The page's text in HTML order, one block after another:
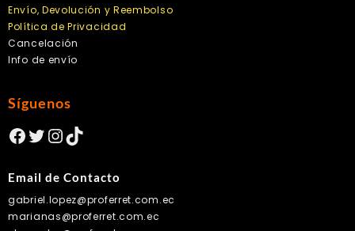
Envío, Devolución y Reembolso
Política de Privacidad
Cancelación
Info de envío
Síguenos
Facebook
Twitter
Instagram
TikTok
Email de Contacto
gabriel.lopez@proferret.com.ec
marianas@proferret.com.ec